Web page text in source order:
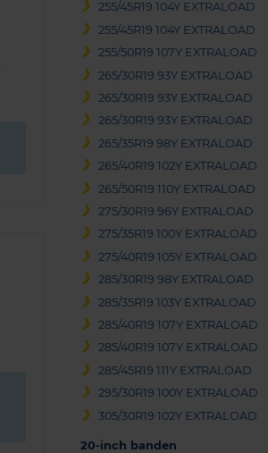
255/45R19 104Y EXTRALOAD
255/45R19 104Y EXTRALOAD
255/50R19 107Y EXTRALOAD
265/30R19 93Y EXTRALOAD
265/30R19 93Y EXTRALOAD
265/30R19 93Y EXTRALOAD
265/35R19 98Y EXTRALOAD
265/40R19 102Y EXTRALOAD
265/50R19 110Y EXTRALOAD
275/30R19 96Y EXTRALOAD
275/35R19 100Y EXTRALOAD
275/40R19 105Y EXTRALOAD
285/30R19 98Y EXTRALOAD
285/35R19 103Y EXTRALOAD
285/40R19 107Y EXTRALOAD
285/40R19 107Y EXTRALOAD
285/45R19 111Y EXTRALOAD
295/30R19 100Y EXTRALOAD
305/30R19 102Y EXTRALOAD
20-inch banden